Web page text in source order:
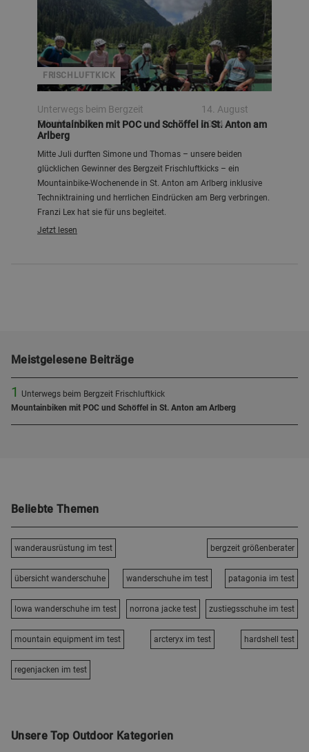
FRISCHLUFTKICK
Unterwegs beim Bergzeit
Frischluftkick
14. August
2024
Mountainbiken mit POC und Schöffel in St. Anton am
Arlberg
Mitte Juli durften Simone und Thomas – unsere beiden
glücklichen Gewinner des Bergzeit Frischluftkicks – ein
Mountainbike-Wochenende in St. Anton am Arlberg inklusive
Techniktraining und herrlichen Eindrücken am Berg verbringen.
Franzi Lex hat sie für uns begleitet.
Jetzt lesen
Meistgelesene Beiträge
1
Unterwegs beim Bergzeit Frischluftkick
Mountainbiken mit POC und Schöffel in St. Anton am Arlberg
Beliebte Themen
wanderausrüstung im test bergzeit größenberater
übersicht wanderschuhe wanderschuhe im test patagonia im test
lowa wanderschuhe im test norrona jacke test zustiegsschuhe im test
mountain equipment im test arcteryx im test hardshell test
regenjacken im test
Unsere Top Outdoor Kategorien